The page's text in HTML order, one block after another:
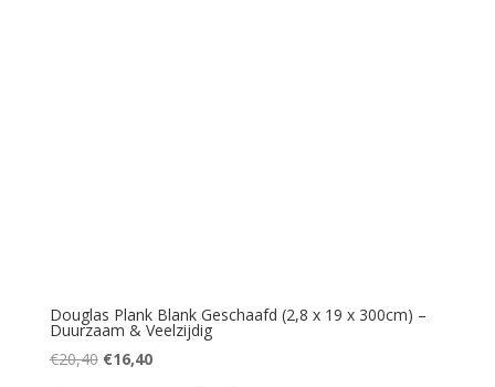
Douglas Plank Blank Geschaafd (2,8 x 19 x 300cm) –
Duurzaam & Veelzijdig
€20,40 Oorspronkelijke
€16,40Huidige